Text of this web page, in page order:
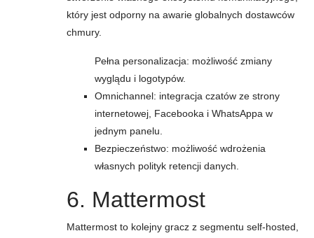
który jest odporny na awarie globalnych dostawców
chmury.
Pełna personalizacja: możliwość zmiany
wyglądu i logotypów.
Omnichannel: integracja czatów ze strony
internetowej, Facebooka i WhatsAppa w
jednym panelu.
Bezpieczeństwo: możliwość wdrożenia
własnych polityk retencji danych.
6. Mattermost
Mattermost to kolejny gracz z segmentu self-hosted,